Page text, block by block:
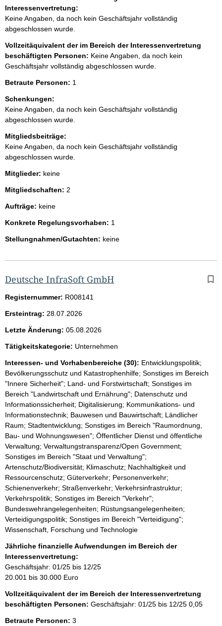
Interessenvertretung:
Keine Angaben, da noch kein Geschäftsjahr vollständig
abgeschlossen wurde.
Vollzeitäquivalent der im Bereich der Interessenvertretung
beschäftigten Personen: Keine Angaben, da noch kein
Geschäftsjahr vollständig abgeschlossen wurde.
Betraute Personen: 1
Schenkungen:
Keine Angaben, da noch kein Geschäftsjahr vollständig
abgeschlossen wurde.
Mitgliedsbeiträge:
Keine Angaben, da noch kein Geschäftsjahr vollständig
abgeschlossen wurde.
Mitglieder: keine
Mitgliedschaften: 2
Aufträge: keine
Konkrete Regelungsvorhaben: 1
Stellungnahmen/Gutachten: keine
Deutsche InfraSoft GmbH
Registernummer: R008141
Ersteintrag: 28.07.2026
Letzte Änderung: 05.08.2026
Tätigkeitskategorie: Unternehmen
Interessen- und Vorhabenbereiche (30): Entwicklungspolitik;
Bevölkerungsschutz und Katastrophenhilfe; Sonstiges im Bereich
"Innere Sicherheit"; Land- und Forstwirtschaft; Sonstiges im
Bereich "Landwirtschaft und Ernährung"; Datenschutz und
Informationssicherheit; Digitalisierung; Kommunikations- und
Informationstechnik; Bauwesen und Bauwirtschaft; Ländlicher
Raum; Stadtentwicklung; Sonstiges im Bereich "Raumordnung,
Bau- und Wohnungswesen"; Öffentlicher Dienst und öffentliche
Verwaltung; Verwaltungstransparenz/Open Government;
Sonstiges im Bereich "Staat und Verwaltung";
Artenschutz/Biodiversität; Klimaschutz; Nachhaltigkeit und
Ressourcenschutz; Güterverkehr; Personenverkehr;
Schienenverkehr; Straßenverkehr; Verkehrsinfrastruktur;
Verkehrspolitik; Sonstiges im Bereich "Verkehr";
Bundeswehrangelegenheiten; Rüstungsangelegenheiten;
Verteidigungspolitik; Sonstiges im Bereich "Verteidigung";
Wissenschaft, Forschung und Technologie
Jährliche finanzielle Aufwendungen im Bereich der
Interessenvertretung:
Geschäftsjahr: 01/25 bis 12/25
20.001 bis 30.000 Euro
Vollzeitäquivalent der im Bereich der Interessenvertretung
beschäftigten Personen: Geschäftsjahr: 01/25 bis 12/25 0,05
Betraute Personen: 3